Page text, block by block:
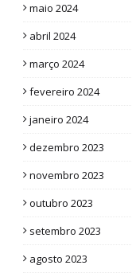
maio 2024
abril 2024
março 2024
fevereiro 2024
janeiro 2024
dezembro 2023
novembro 2023
outubro 2023
setembro 2023
agosto 2023